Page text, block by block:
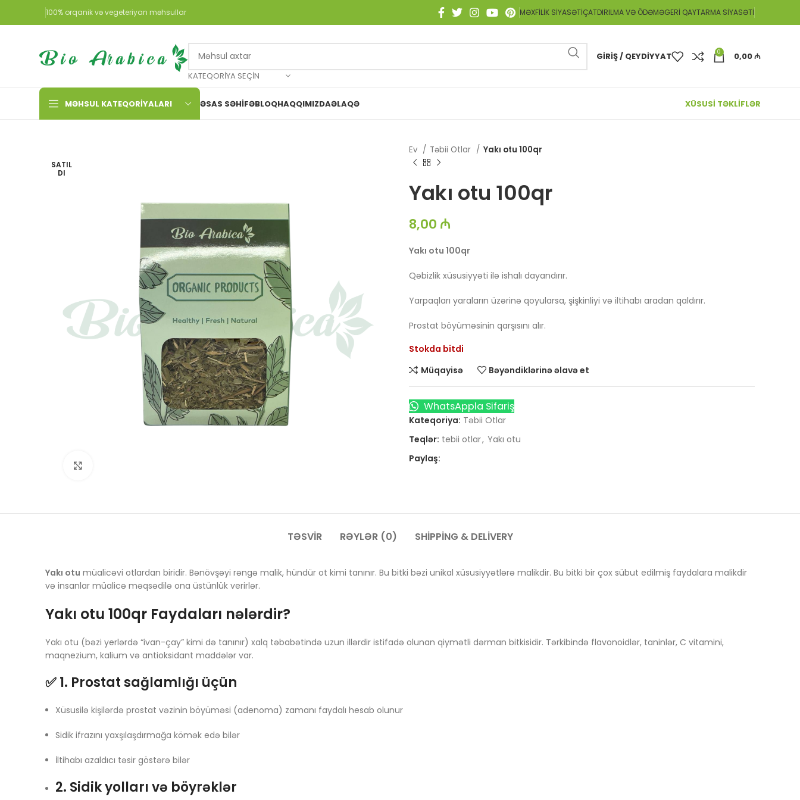
100% orqanik və vegeteriyan məhsullar MƏXFILIK SIYASƏTIÇATDIRILMA VƏ ÖDƏMƏGERI QAYTARMA SIYASƏTI
KATEQORIYA SEÇIN
GIRIŞ / QEYDIYYAT 0 0,00₼
MƏHSUL KATEQORIYALARI ƏSAS SƏHIFƏBLOQHAQQIMIZDAƏLAQƏ XÜSUSİ TƏKLİFLƏR
SATIL
DI
Ev Təbii Otlar Yakı otu 100qr
Yakı otu 100qr
8,00 ₼
Yakı otu 100qr
Qəbizlik xüsusiyyəti ilə ishalı dayandırır.
Yarpaqları yaraların üzərinə qoyularsa, şişkinliyi və iltihabı aradan qaldırır.
Prostat böyüməsinin qarşısını alır.
Stokda bitdi
Müqayisə
Bəyəndiklərinə əlavə et
WhatsAppla Sifariş
Kateqoriya: Təbii Otlar
Teqlər: tebii otlar, Yakı otu
Paylaş:
TƏSVIR RƏYLƏR (0) SHIPPING & DELIVERY
Yakı otu müalicəvi otlardan biridir. Bənövşəyi rəngə malik, hündür ot kimi tanınır. Bu bitki bəzi unikal xüsusiyyətlərə malikdir. Bu bitki bir çox sübut edilmiş faydalara malikdir
və insanlar müalicə məqsədilə ona üstünlük verirlər.
Yakı otu 100qr Faydaları nələrdir?
Yakı otu (bəzi yerlərdə “ivan-çay” kimi də tanınır) xalq təbabətində uzun illərdir istifadə olunan qiymətli dərman bitkisidir. Tərkibində flavonoidlər, taninlər, C vitamini,
maqnezium, kalium və antioksidant maddələr var.
✅ 1. Prostat sağlamlığı üçün
Xüsusilə kişilərdə prostat vəzinin böyüməsi (adenoma) zamanı faydalı hesab olunur
Sidik ifrazını yaxşılaşdırmağa kömək edə bilər
İltihabı azaldıcı təsir göstərə bilər
2. Sidik yolları və böyrəklər